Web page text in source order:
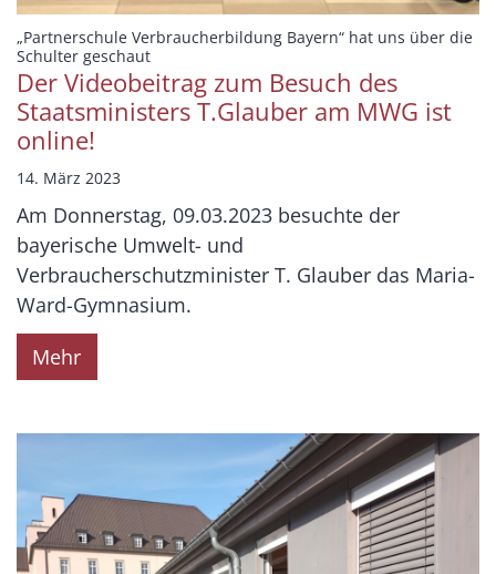
„Partnerschule Verbraucherbildung Bayern“ hat uns über die
Schulter geschaut:
Der Videobeitrag zum Besuch des
Staatsministers T.Glauber am MWG ist
online!
14. März 2023
Am Donnerstag, 09.03.2023 besuchte der
bayerische Umwelt- und
Verbraucherschutzminister T. Glauber das Maria-
Ward-Gymnasium.
Mehr